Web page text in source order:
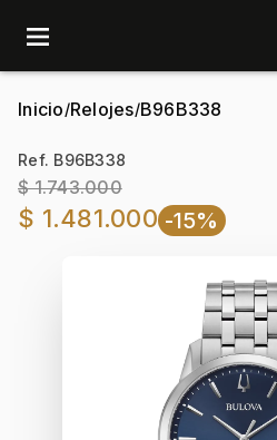
menu
Inicio/Relojes/B96B338
Ref. B96B338
$ 1.743.000
$ 1.481.000 -15%